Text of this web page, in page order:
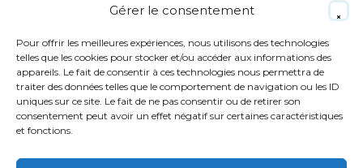
Gérer le consentement
Pour offrir les meilleures expériences, nous utilisons des technologies
telles que les cookies pour stocker et/ou accéder aux informations des
appareils. Le fait de consentir à ces technologies nous permettra de
traiter des données telles que le comportement de navigation ou les ID
uniques sur ce site. Le fait de ne pas consentir ou de retirer son
consentement peut avoir un effet négatif sur certaines caractéristiques
et fonctions.
MENTIONS LÉGALES
POLITIQUE DE PROTECTION DES